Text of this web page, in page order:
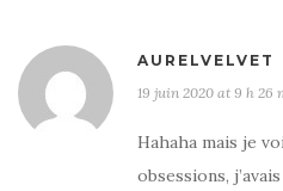
AURELVELVET
19 juin 2020 at 9 h 26
Hahaha mais je
obsessions,